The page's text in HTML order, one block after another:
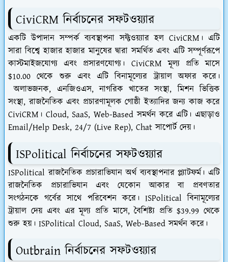
CiviCRM নির্বাচনের সফটওয়্যার
একটি উপাদান সম্পর্ক ব্যবস্থাপনা সফ্টওয়্যার হল CiviCRM। এটি
সারা বিশ্বে হাজার হাজার মানুষের দ্বারা সমর্থিত এবং এটি সম্পূর্ণরূপে
কাস্টমাইজযোগ্য এবং প্রসারণযোগ্য। CiviCRM মূল্য প্রতি মাসে
$10.00 থেকে শুরু এবং এটি বিনামূল্যের ট্রায়াল অফার করে।
অলাভজনক, এনজিওএস, নাগরিক খাতের সংস্থা, মিশন ভিত্তিক
সংস্থা, রাজনৈতিক এবং প্রচারণামূলক গোষ্ঠী ইত্যাদির জন্য কাজ করে
CiviCRM। Cloud, SaaS, Web-Based সমর্থন করে এটি। এছাড়াও
Email/Help Desk, 24/7 (Live Rep), Chat সাপোর্ট দেয়।
ISPolitical নির্বাচনের সফটওয়্যার
ISPolitical রাজনৈতিক প্রচারাভিযান অর্থ ব্যবস্থাপনার প্ল্যাটফর্ম। এটি
রাজনৈতিক প্রচারাভিযান এবং যেকোন আকার বা প্রবণতার
সংগঠনকে গর্বের সাথে পরিবেশন করে। ISPolitical বিনামূল্যের
ট্রায়াল দেয় এবং এর মূল্য প্রতি মাসে, বৈশিষ্ট্য প্রতি $39.99 থেকে
শুরু হয়। ISPolitical Cloud, SaaS, Web-Based সমর্থন করে।
Outbrain নির্বাচনের সফটওয়্যার